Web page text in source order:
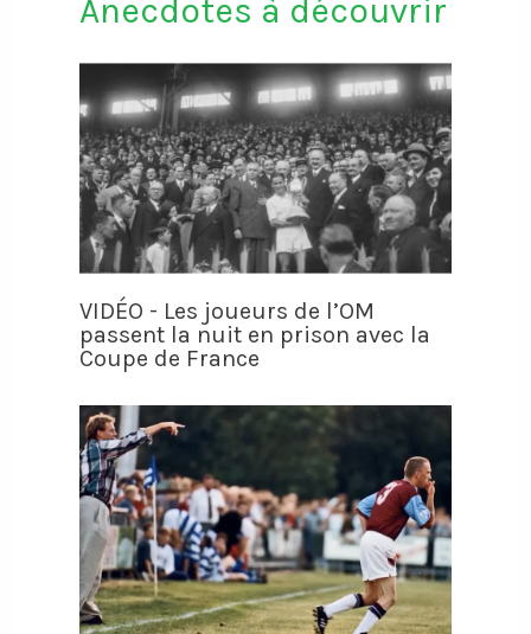
Anecdotes à découvrir
VIDÉO - Les joueurs de l’OM
passent la nuit en prison avec la
Coupe de France